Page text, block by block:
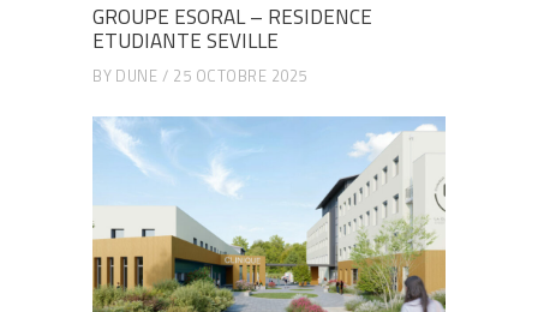
GROUPE ESORAL – RESIDENCE
ETUDIANTE SEVILLE
BY DUNE 25 OCTOBRE 2025